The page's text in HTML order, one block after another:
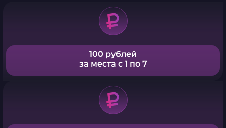
100 рублей
за места с 1 по 7